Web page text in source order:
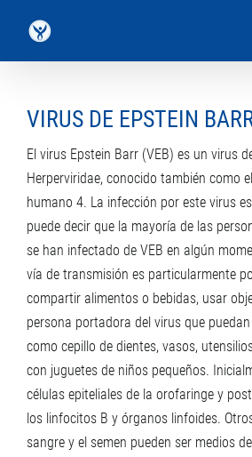
contenido
VIRUS DE EPSTEIN
El virus Epstein Barr (VEB) es un virus
Herperviridae, conocido también como
humano 4. La infección por este virus
puede decir que la mayoría de las
se han infectado de VEB en algún
vía de transmisión es particularmente
compartir alimentos o bebidas, usar
persona portadora del virus que
como cepillo de dientes, vasos,
con juguetes de niños pequeños.
células epiteliales de la orofaringe y
los linfocitos B y órganos linfoides.
sangre y el semen pueden ser medios